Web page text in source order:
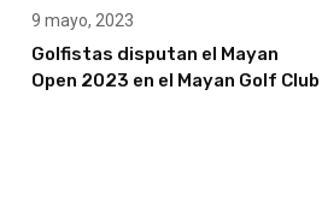
9 mayo, 2023
Golfistas disputan el Mayan
Open 2023 en el Mayan Golf Club